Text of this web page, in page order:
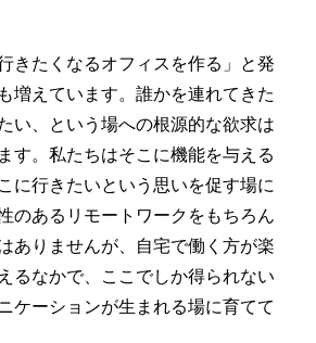
きたくなるオフィスを作る」と発
増えています。誰かを連れてきた
い、という場への根源的な欲求は
す。私たちはそこに機能を与える
に行きたいという思いを促す場に
のあるリモートワークをもちろん
ありませんが、自宅で働く方が楽
るなかで、ここでしか得られない
ケーションが生まれる場に育てて